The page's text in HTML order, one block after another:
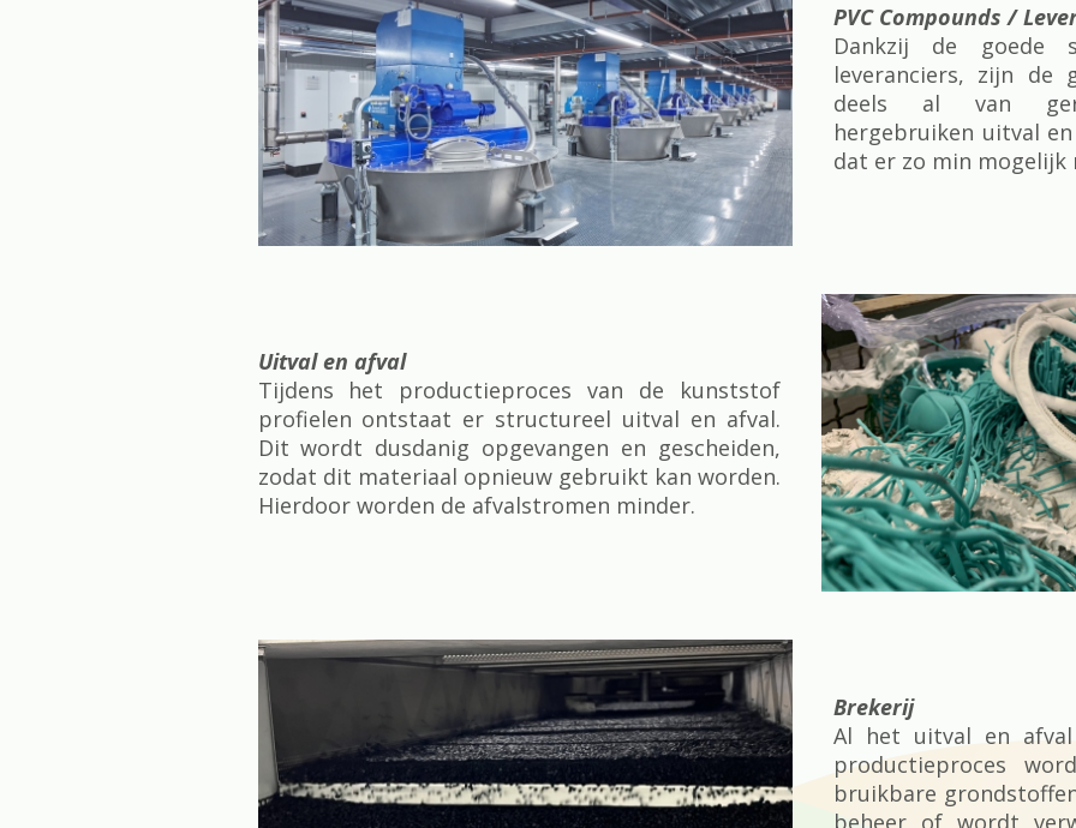
PVC Compounds /
Dankzij de goede
leveranciers, zijn de
deels al van
hergebruiken uitval
dat er zo min
Uitval en afval
Tijdens het productieproces van de kunststof
profielen ontstaat er structureel uitval en afval.
Dit wordt dusdanig opgevangen en gescheiden,
zodat dit materiaal opnieuw gebruikt kan worden.
Hierdoor worden de afvalstromen minder.
Brekerij
Al het uitval en
productieproces
bruikbare
beheer of wordt